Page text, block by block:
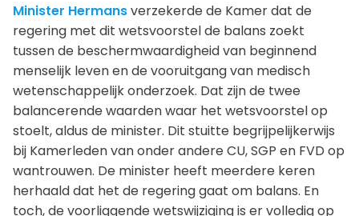
Minister Hermansverzekerde de Kamer dat de
regering met dit wetsvoorstel de balans zoekt
tussen de beschermwaardigheid van beginnend
menselijk leven en de vooruitgang van medisch
wetenschappelijk onderzoek. Dat zijn de twee
balancerende waarden waar het wetsvoorstel op
stoelt, aldus de minister. Dit stuitte begrijpelijkerwijs
bij Kamerleden van onder andere CU, SGP en FVD op
wantrouwen. De minister heeft meerdere keren
herhaald dat het de regering gaat om balans. En
toch, de voorliggende wetswijziging is er volledig op